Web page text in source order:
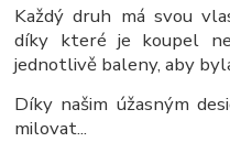
Každý druh má svou
díky které je koupel
jednotlivě baleny, aby
Díky našim úžasným
milovat...